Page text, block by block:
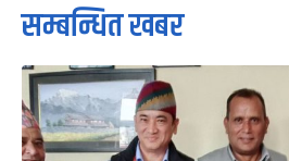
सम्बन्धित खबर